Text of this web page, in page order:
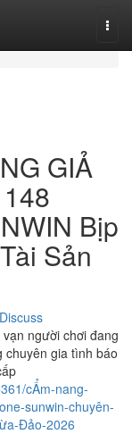
GIẢ
Bịp
Sản
Discuss
vạn người chơi đang
chuyên gia tình báo
cẨm-nang-
sunwin-chuyên-
Đảo-2026